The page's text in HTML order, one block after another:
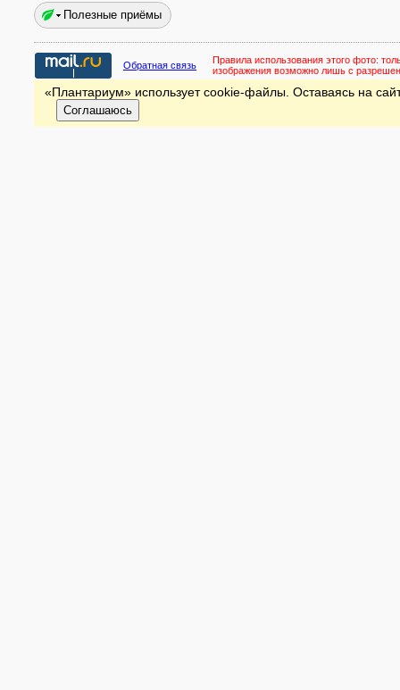
Полезные приёмы
Обратная связь Правила использования этого фото:
изображения возможно лишь с
«Плантариум» использует cookie-файлы. Оставаясь на
Соглашаюсь